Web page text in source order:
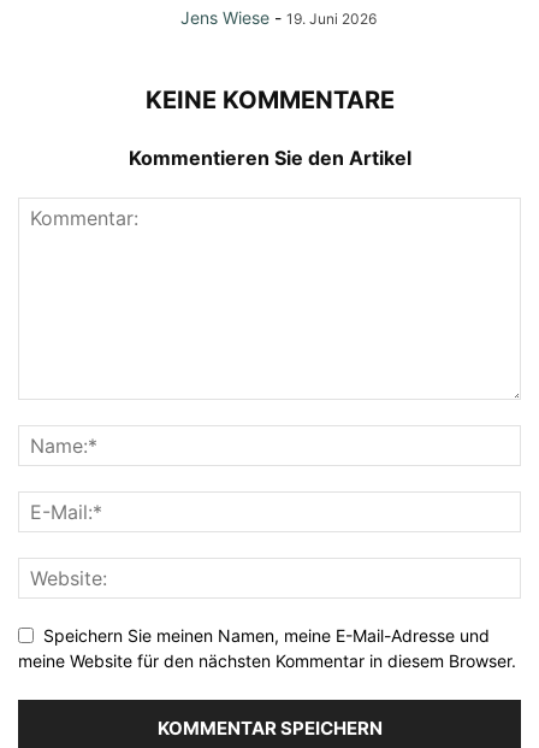
Jens Wiese - 19. Juni 2026
KEINE KOMMENTARE
Kommentieren Sie den Artikel
Speichern Sie meinen Namen, meine E-Mail-Adresse und
meine Website für den nächsten Kommentar in diesem Browser.